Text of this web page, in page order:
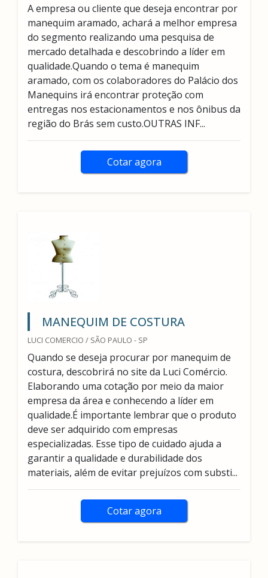
A empresa ou cliente que deseja encontrar por
manequim aramado, achará a melhor empresa
do segmento realizando uma pesquisa de
mercado detalhada e descobrindo a líder em
qualidade.Quando o tema é manequim
aramado, com os colaboradores do Palácio dos
Manequins irá encontrar proteção com
entregas nos estacionamentos e nos ônibus da
região do Brás sem custo.OUTRAS INF...
Cotar agora
MANEQUIM DE COSTURA
LUCI COMERCIO / SÃO PAULO - SP
Quando se deseja procurar por manequim de
costura, descobrirá no site da Luci Comércio.
Elaborando uma cotação por meio da maior
empresa da área e conhecendo a líder em
qualidade.É importante lembrar que o produto
deve ser adquirido com empresas
especializadas. Esse tipo de cuidado ajuda a
garantir a qualidade e durabilidade dos
materiais, além de evitar prejuízos com substi...
Cotar agora